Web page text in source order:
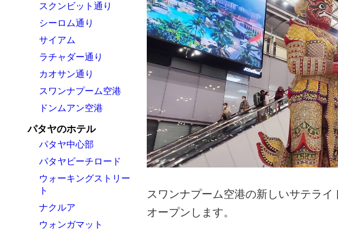
スクンビット通り
シーロム通り
サイアム
ラチャダー通り
カオサン通り
スワンナプーム空港
ドンムアン空港
パタヤのホテル
パタヤ中心部
パタヤビーチロード
ウォーキングストリー
ト
ナクルア
ウォンガマット
スワンナプーム空港の新しいサテラ
オープンします。